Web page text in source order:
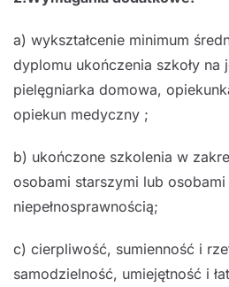
a) wykształcenie minimum
dyplomu ukończenia szkoły na
pielęgniarka domowa,
opiekun medyczny ;
b) ukończone szkolenia w
osobami starszymi lub osobami
niepełnosprawnością;
c) cierpliwość, sumienność i
samodzielność, umiejętność i